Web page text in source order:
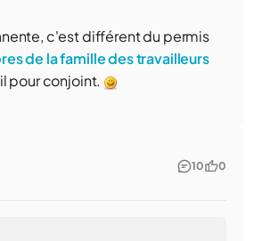
c'est différent du permis
de la famille des travailleurs
pour conjoint.
10 0